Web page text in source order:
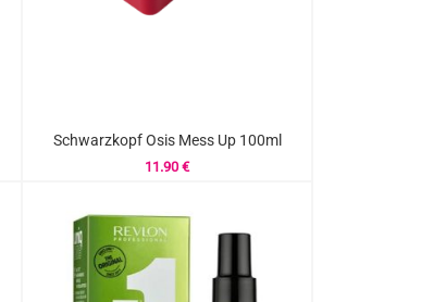
Schwarzkopf Osis Mess Up 100ml
11.90 €